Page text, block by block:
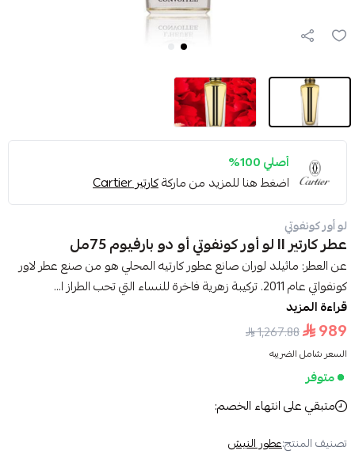
أصلي 100%
اضغط هنا للمزيد من ماركةكارتير Cartier
لو أور كونفوتي
عطر كارتير II لو أور كونفوتي أو دو بارفيوم 75مل
عن العطر: ماثيلد لوران صانع عطور كارتيه المحلي هو من صنع عطر لاور
كونفواتي عام 2011. تركيبة زهرية فاخرة للنساء التي تحب الطراز ا...
قراءة المزيد
989
1,267.88
السعر شامل الضريبه
متوفر
متبقي على انتهاء الخصم:
تصنيف المنتج:عطور النيش